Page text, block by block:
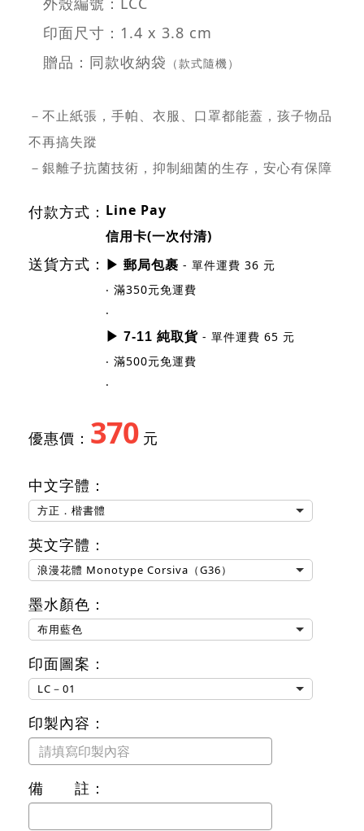
印面尺寸：1.4 x 3.8 cm
贈品：同款收納袋 （款式隨機）
－不止紙張，手帕、衣服、口罩都能蓋，孩子物品
不再搞失蹤
－銀離子抗菌技術，抑制細菌的生存，安心有保障
付款方式： Line Pay
信用卡(一次付清)
送貨方式： ▶ 郵局包裹 - 單件運費 36 元
‧ 滿350元免運費
‧
▶ 7-11 純取貨 - 單件運費 65 元
‧ 滿500元免運費
‧
優惠價： 370 元
中文字體：
方正．楷書體
英文字體：
浪漫花體 Monotype Corsiva（G36）
墨水顏色：
布用藍色
印面圖案：
LC－01
印製內容：
備 註：